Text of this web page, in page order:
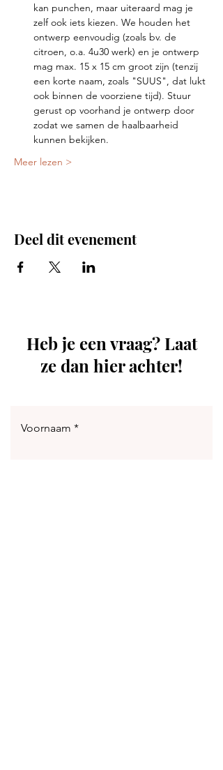
kan punchen, maar uiteraard mag je
zelf ook iets kiezen. We houden het
ontwerp eenvoudig (zoals bv. de
citroen, o.a. 4u30 werk) en je ontwerp
mag max. 15 x 15 cm groot zijn (tenzij
een korte naam, zoals "SUUS", dat lukt
ook binnen de voorziene tijd). Stuur
gerust op voorhand je ontwerp door
zodat we samen de haalbaarheid
kunnen bekijken.
Meer lezen >
Deel dit evenement
Heb je een vraag? Laat
ze dan hier achter!
Voornaam